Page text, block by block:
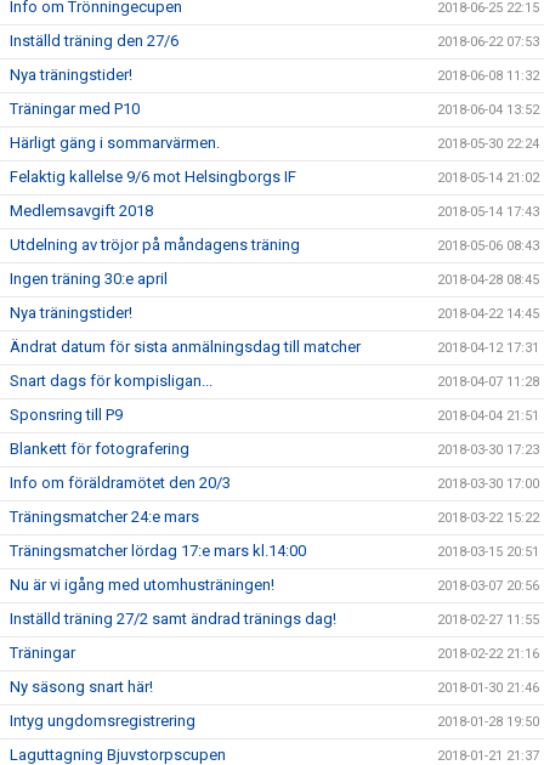
Info om Trönningecupen 2018-06-25 22:15
Inställd träning den 27/6 2018-06-22 07:53
Nya träningstider! 2018-06-08 11:32
Träningar med P10 2018-06-04 13:52
Härligt gäng i sommarvärmen. 2018-05-30 22:24
Felaktig kallelse 9/6 mot Helsingborgs IF 2018-05-14 21:02
Medlemsavgift 2018 2018-05-14 17:43
Utdelning av tröjor på måndagens träning 2018-05-06 08:43
Ingen träning 30:e april 2018-04-28 08:45
Nya träningstider! 2018-04-22 14:45
Ändrat datum för sista anmälningsdag till matcher 2018-04-12 17:31
Snart dags för kompisligan... 2018-04-07 11:28
Sponsring till P9 2018-04-04 21:51
Blankett för fotografering 2018-03-30 17:23
Info om föräldramötet den 20/3 2018-03-30 17:00
Träningsmatcher 24:e mars 2018-03-22 15:22
Träningsmatcher lördag 17:e mars kl.14:00 2018-03-15 20:51
Nu är vi igång med utomhusträningen! 2018-03-07 20:56
Inställd träning 27/2 samt ändrad tränings dag! 2018-02-27 11:55
Träningar 2018-02-22 21:16
Ny säsong snart här! 2018-01-30 21:46
Intyg ungdomsregistrering 2018-01-28 19:50
Laguttagning Bjuvstorpscupen 2018-01-21 21:37